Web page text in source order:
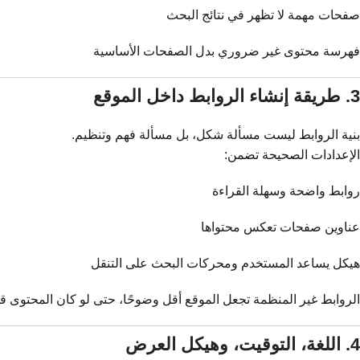
صفحات مهمة لا تظهر في نتائج البحث
فهرسة محتوى غير ضروري بدل الصفحات الأساسية
3. طريقة إنشاء الروابط داخل الموقع
بنية الروابط ليست مسألة شكل، بل مسألة فهم وتنظيم.
الإعدادات الصحيحة تضمن:
روابط واضحة وسهلة القراءة
عناوين صفحات تعكس محتواها
هيكل يساعد المستخدم ومحركات البحث على التنقل
الروابط غير المنظمة تجعل الموقع أقل وضوحًا، حتى لو كان المحتوى
4. اللغة، التوقيت، وهيكل العرض